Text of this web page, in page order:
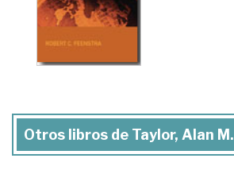
Otros libros de Taylor, Alan M.